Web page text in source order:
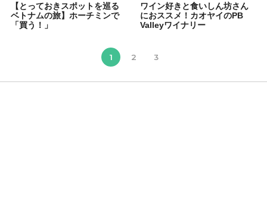
【とっておきスポットを巡る
ベトナムの旅】ホーチミンで
「買う！」
ワイン好きと食いしん坊さん
におススメ！カオヤイのPB
Valleyワイナリー
1 2 3